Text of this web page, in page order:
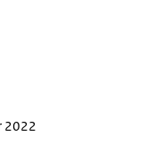
2022